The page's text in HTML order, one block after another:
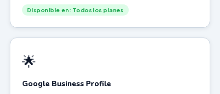
Disponible en: Todos los planes
🌟
Google Business Profile